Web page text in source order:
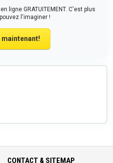
ligne GRATUITEMENT. C'est plus
l'imaginer !
maintenant!
CONTACT & SITEMAP